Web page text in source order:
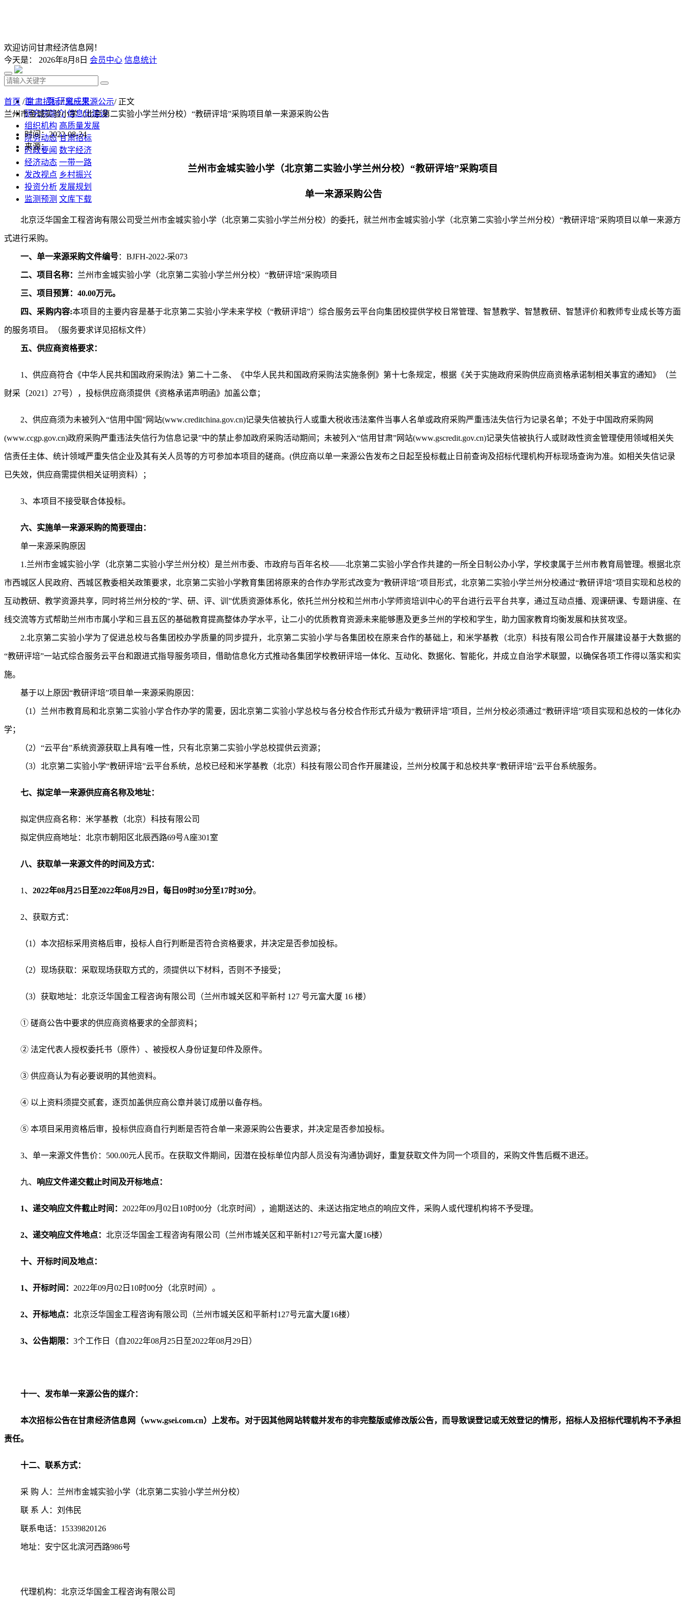
欢迎访问甘肃经济信息网！
今天是： 2026年8月8日 会员中心 信息统计
首 页 研究成果
研究院简介 信息化建设
组织机构 高质量发展
院务动态 甘肃招标
时政要闻 数字经济
经济动态 一带一路
发改视点 乡村振兴
投资分析 发展规划
监测预测 文库下载
首页 /甘肃招标/单一来源公示/ 正文
兰州市金城实验小学（北京第二实验小学兰州分校）“教研评培”采购项目单一来源采购公告
时间：2022-08-24
来源：
兰州市金城实验小学（北京第二实验小学兰州分校） “教研评培”采购项目
单一来源采购公告
北京泛华国金工程咨询有限公司受兰州市金城实验小学（北京第二实验小学兰州分校） 的委托，就兰州市金城实验小学（北京第二实验小学兰州分校） “教研评培”采购项目 以单一来源方
式进行采购。
一、单一来源采购文件编号：BJFH-2022-采073
二、项目名称： 兰州市金城实验小学（北京第二实验小学兰州分校）“教研评培”采购项目
三、项目预算：40.00万元。
四、采购内容:本项目的主要内容是基于北京第二实验小学未来学校（“教研评培”）综合服务云平台向集团校提供学校日常管理、智慧教学、智慧教研、智慧评价和教师专业成长等方面
的服务项目。 （服务要求详见招标文件）
五、供应商资格要求：
1、供应商符合《中华人民共和国政府采购法》第二十二条、《中华人民共和国政府采购法实施条例》第十七条规定，根据《关于实施政府采购供应商资格承诺制相关事宜的通知》（兰
财采〔2021〕27号），投标供应商须提供《资格承诺声明函》加盖公章；
2、供应商须为未被列入“信用中国”网站(www.creditchina.gov.cn)记录失信被执行人或重大税收违法案件当事人名单或政府采购严重违法失信行为记录名单；不处于中国政府采购网
(www.ccgp.gov.cn)政府采购严重违法失信行为信息记录”中的禁止参加政府采购活动期间；未被列入“信用甘肃”网站(www.gscredit.gov.cn)记录失信被执行人或财政性资金管理使用领域相关失
信责任主体、统计领域严重失信企业及其有关人员等的方可参加本项目的磋商。(供应商以单一来源公告发布之日起至投标截止日前查询及招标代理机构开标现场查询为准。如相关失信记录
已失效，供应商需提供相关证明资料）；
3、本项目不接受联合体投标。
六、实施单一来源采购的简要理由：
单一来源采购原因
1.兰州市金城实验小学（北京第二实验小学兰州分校）是兰州市委、市政府与百年名校——北京第二实验小学合作共建的一所全日制公办小学，学校隶属于兰州市教育局管理。根据北京
市西城区人民政府、西城区教委相关政策要求，北京第二实验小学教育集团将原来的合作办学形式改变为“教研评培”项目形式，北京第二实验小学兰州分校通过“教研评培”项目实现和总校的
互动教研、教学资源共享，同时将兰州分校的“学、研、评、训”优质资源体系化，依托兰州分校和兰州市小学师资培训中心的平台进行云平台共享，通过互动点播、观课研课、专题讲座、在
线交流等方式帮助兰州市市属小学和三县五区的基础教育提高整体办学水平，让二小的优质教育资源未来能够惠及更多兰州的学校和学生，助力国家教育均衡发展和扶贫攻坚。
2.北京第二实验小学为了促进总校与各集团校办学质量的同步提升，北京第二实验小学与各集团校在原来合作的基础上，和米学基教（北京）科技有限公司合作开展建设基于大数据的
“教研评培”一站式综合服务云平台和跟进式指导服务项目，借助信息化方式推动各集团学校教研评培一体化、互动化、数据化、智能化，并成立自治学术联盟，以确保各项工作得以落实和实
施。
基于以上原因“教研评培”项目单一来源采购原因：
（1）兰州市教育局和北京第二实验小学合作办学的需要，因北京第二实验小学总校与各分校合作形式升级为“教研评培”项目，兰州分校必须通过“教研评培”项目实现和总校的一体化办
学；
（2）“云平台”系统资源获取上具有唯一性，只有北京第二实验小学总校提供云资源；
（3）北京第二实验小学“教研评培”云平台系统，总校已经和米学基教（北京）科技有限公司合作开展建设，兰州分校属于和总校共享“教研评培”云平台系统服务。
七、拟定单一来源供应商名称及地址：
拟定供应商名称：米学基教（北京）科技有限公司
拟定供应商地址：北京市朝阳区北辰西路69号A座301室
八、获取单一来源文件的时间及方式：
1、 2022年08月25日至2022年08月29日 ，每日 09时30分至17时30分。
2、 获取方式：
（1）本次招标采用资格后审，投标人自行判断是否符合资格要求，并决定是否参加投标。
（2）现场获取：采取现场获取方式的，须提供以下材料，否则不予接受；
（3）获取地址：北京泛华国金工程咨询有限公司（兰州市城关区和平新村 127 号元富大厦 16 楼）
① 磋商公告中要求的供应商资格要求的全部资料；
② 法定代表人授权委托书（原件）、被授权人身份证复印件及原件。
③ 供应商认为有必要说明的其他资料。
④ 以上资料须提交贰套，逐页加盖供应商公章并装订成册以备存档。
⑤ 本项目采用资格后审，投标供应商自行判断是否符合单一来源采购公告要求，并决定是否参加投标。
3、 单一来源文件售价： 500.00元人民币。在获取文件期间，因潜在投标单位内部人员没有沟通协调好，重复获取文件为同一个项目的， 采购文件售后概不退还。
九、 响应文件递交截止时间及开标地点：
1、递交响应文件截止时间： 2022年09月02 日 10时00分（北京时间），逾期送达的、未送达指定地点的响应文件，采购人或代理机构将不予受理。
2、递交响应文件地点：北京泛华国金工程咨询有限公司（兰州市城关区和平新村127号元富大厦16楼）
十、开标时间及地点：
1、开标时间： 2022年09月02 日 10时00分 （北京时间）。
2、开标地点：北京泛华国金工程咨询有限公司（兰州市城关区和平新村127号元富大厦16楼）
3、公告期限：3个工作日（自2022年08月 25 日至2022年08月 29 日）
十一、发布单一来源公告的媒介：
本次招标公告在甘肃经济信息网（www.gsei.com.cn）上发布。对于因其他网站转载并发布的非完整版或修改版公告，而导致误登记或无效登记的情形，招标人及招标代理机构不予承担
责任。
十二、联系方式：
采 购 人： 兰州市金城实验小学（北京第二实验小学兰州分校）
联 系 人： 刘伟民
联系电话： 15339820126
地址：安宁区北滨河西路986号
代理机构：北京泛华国金工程咨询有限公司